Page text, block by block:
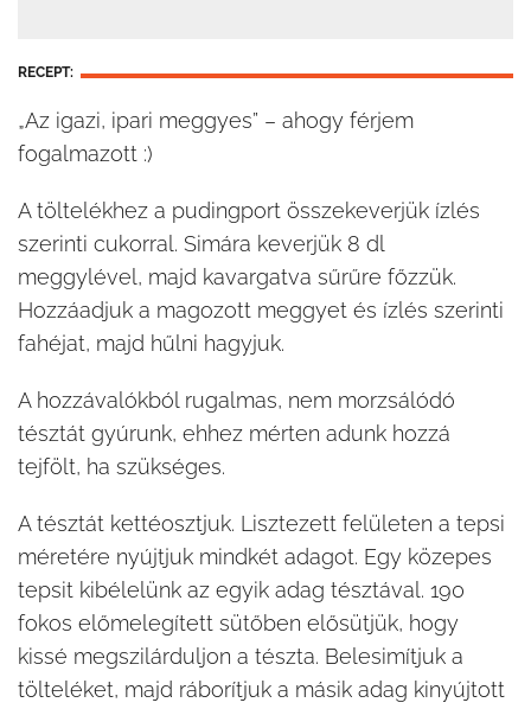
RECEPT:
„Az igazi, ipari meggyes” – ahogy férjem
fogalmazott :)
A töltelékhez a pudingport összekeverjük ízlés
szerinti cukorral. Simára keverjük 8 dl
meggylével, majd kavargatva sűrűre főzzük.
Hozzáadjuk a magozott meggyet és ízlés szerinti
fahéjat, majd hűlni hagyjuk.
A hozzávalókból rugalmas, nem morzsálódó
tésztát gyúrunk, ehhez mérten adunk hozzá
tejfölt, ha szükséges.
A tésztát kettéosztjuk. Lisztezett felületen a tepsi
méretére nyújtjuk mindkét adagot. Egy közepes
tepsit kibélelünk az egyik adag tésztával. 190
fokos előmelegített sütőben elősütjük, hogy
kissé megszilárduljon a tészta. Belesimítjuk a
tölteléket, majd ráborítjuk a másik adag kinyújtott